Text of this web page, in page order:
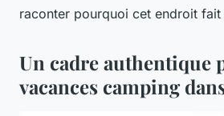
raconter pourquoi cet endroit
Un cadre authentique
vacances camping